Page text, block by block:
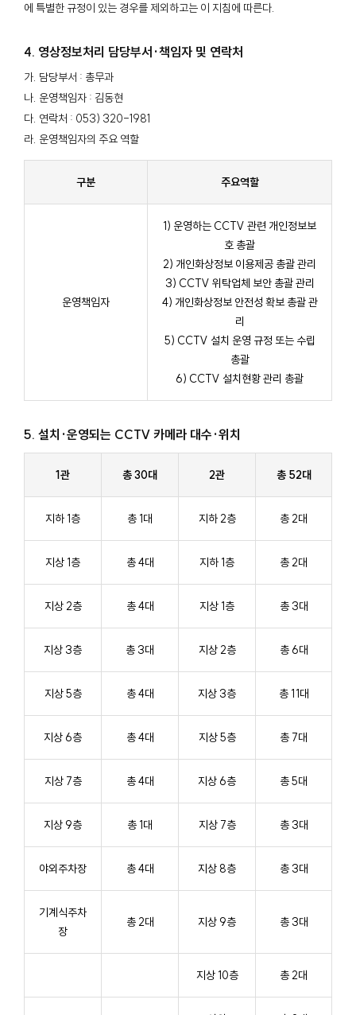
에 특별한 규정이 있는 경우를 제외하고는 이 지침에 따른다.
4. 영상정보처리 담당부서·책임자 및 연락처
가. 담당부서 : 총무과
나. 운영책임자 : 김동현
다. 연락처 : 053) 320-1981
라. 운영책임자의 주요 역할
구분 주요역할
운영책임자
1) 운영하는 CCTV 관련 개인정보보
호 총괄
2) 개인화상정보 이용제공 총괄 관리
3) CCTV 위탁업체 보안 총괄 관리
4) 개인화상정보 안전성 확보 총괄 관
리
5) CCTV 설치 운영 규정 또는 수립
총괄
6) CCTV 설치현황 관리 총괄
5. 설치·운영되는 CCTV 카메라 대수·위치
1관 총 30대 2관 총 52대
지하 1층 총 1대 지하 2층 총 2대
지상 1층 총 4대 지하 1층 총 2대
지상 2층 총 4대 지상 1층 총 3대
지상 3층 총 3대 지상 2층 총 6대
지상 5층 총 4대 지상 3층 총 11대
지상 6층 총 4대 지상 5층 총 7대
지상 7층 총 4대 지상 6층 총 5대
지상 9층 총 1대 지상 7층 총 3대
야외주차장 총 4대 지상 8층 총 3대
기계식주차
장
총 2대 지상 9층 총 3대
지상 10층 총 2대